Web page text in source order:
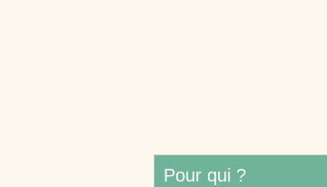
Pour qui ?